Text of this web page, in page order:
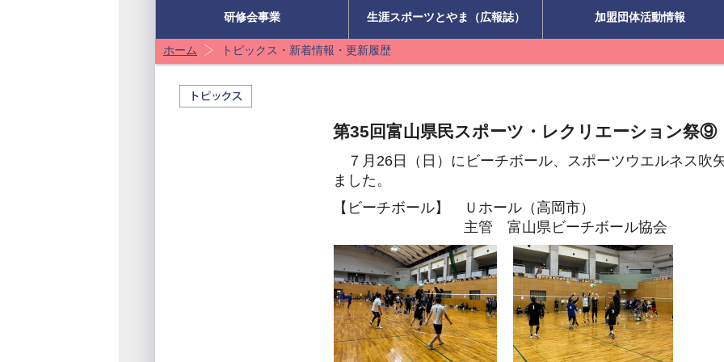
研修会事業 生涯スポーツとやま（広報誌） 加盟団体活動情報
ホーム トピックス・新着情報・更新履歴